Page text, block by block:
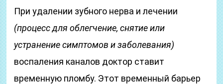
При удалении зубного нерва и лечении
(процесс для облегчение, снятие или
устранение симптомов и заболевания)
воспаления каналов доктор ставит
временную пломбу. Этот временный барьер